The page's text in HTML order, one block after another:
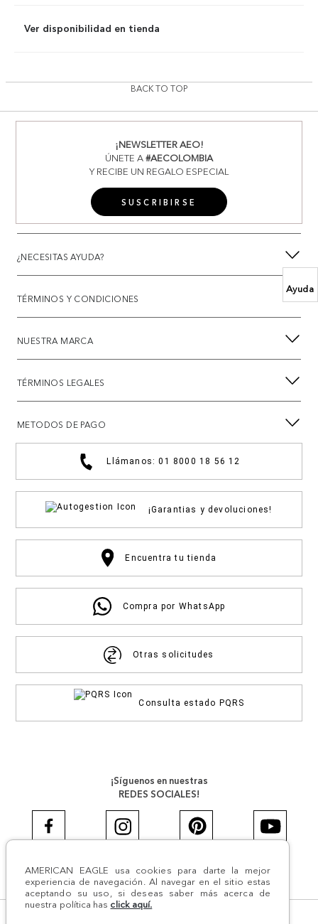
Ayuda
AMERICAN EAGLE usa cookies para darte la mejor
experiencia de navegación. Al navegar en el sitio estas
aceptando su uso, si deseas saber más acerca de
nuestra política has click aquí.
Ver disponibilidad en tienda
BACK TO TOP
¡NEWSLETTER AEO!
ÚNETE A#AECOLOMBIA
Y RECIBE UN REGALO ESPECIAL
SUSCRIBIRSE
¿NECESITAS AYUDA?
TÉRMINOS Y CONDICIONES
NUESTRA MARCA
TÉRMINOS LEGALES
METODOS DE PAGO
Llámanos: 01 8000 18 56 12
¡Garantias y devoluciones!
Encuentra tu tienda
Compra por WhatsApp
Otras solicitudes
Consulta estado PQRS
¡Síguenos en nuestras
REDES SOCIALES!
#AEJEANS #AerieREALCOL